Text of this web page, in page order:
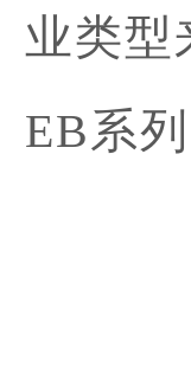
业类型
EB系列